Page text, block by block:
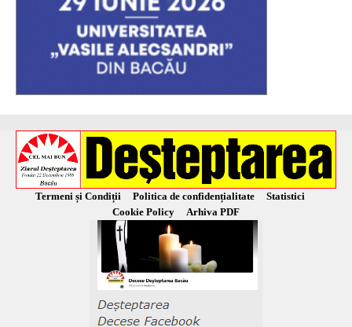
Termeni și Condiții Politica de confidențialitate
Statistici
Cookie Policy
Arhiva PDF